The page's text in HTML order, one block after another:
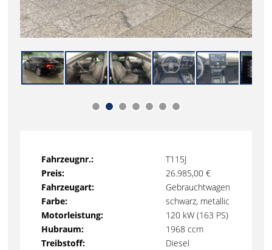
Fahrzeugnr.:
T115J
Preis:
26.985,00 €
Fahrzeugart:
Gebrauchtwagen
Farbe:
schwarz, metallic
Motorleistung:
120 kW (163 PS)
Hubraum:
1968 ccm
Treibstoff:
Diesel